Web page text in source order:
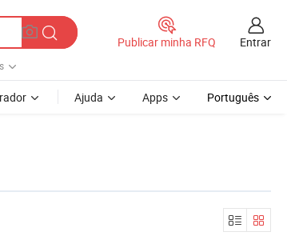
Publicar minha RFQ Entrar
Ajuda Apps Português